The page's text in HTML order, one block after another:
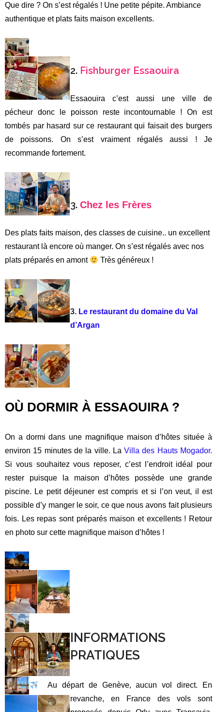
On a été visiter la coopérative Mogador pour comprendre le
processus de fabrication de l’huile d’argan. Il y a plusieurs
hôte.
Voici les avis sur cette activités .Vous pouvez
acheter des produits que ce soit des cosmétiques ou huile
pour cuisiner.
Ce qui est bien, c’est qu’il y a une partie dégustation. On a
découvert ici l’Amlou (une pate à tartiner délicieuse
fabriquée à partir d’huile d’argan, de noisettes concassées
et de miel). Sachez qu’on peut également manger dans la
On apprend beaucoup sur le processus de production
intéressants :
1. Il est réalisé notamment par des femmes veuves ou
divorcées
2. Pour 1 litre d’huile, il faut 40 kilos de fruits